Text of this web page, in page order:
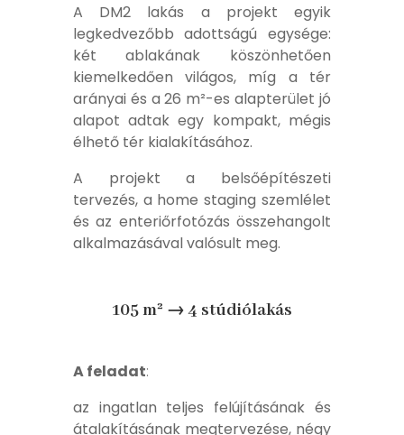
A DM2 lakás a projekt egyik
legkedvezőbb adottságú egysége:
két ablakának köszönhetően
kiemelkedően világos, míg a tér
arányai és a 26 m²-es alapterület jó
alapot adtak egy kompakt, mégis
élhető tér kialakításához.
A projekt a belsőépítészeti
tervezés, a home staging szemlélet
és az enteriőrfotózás összehangolt
alkalmazásával valósult meg.
105 m² → 4 stúdiólakás
A feladat:
az ingatlan teljes felújításának és
átalakításának megtervezése, négy